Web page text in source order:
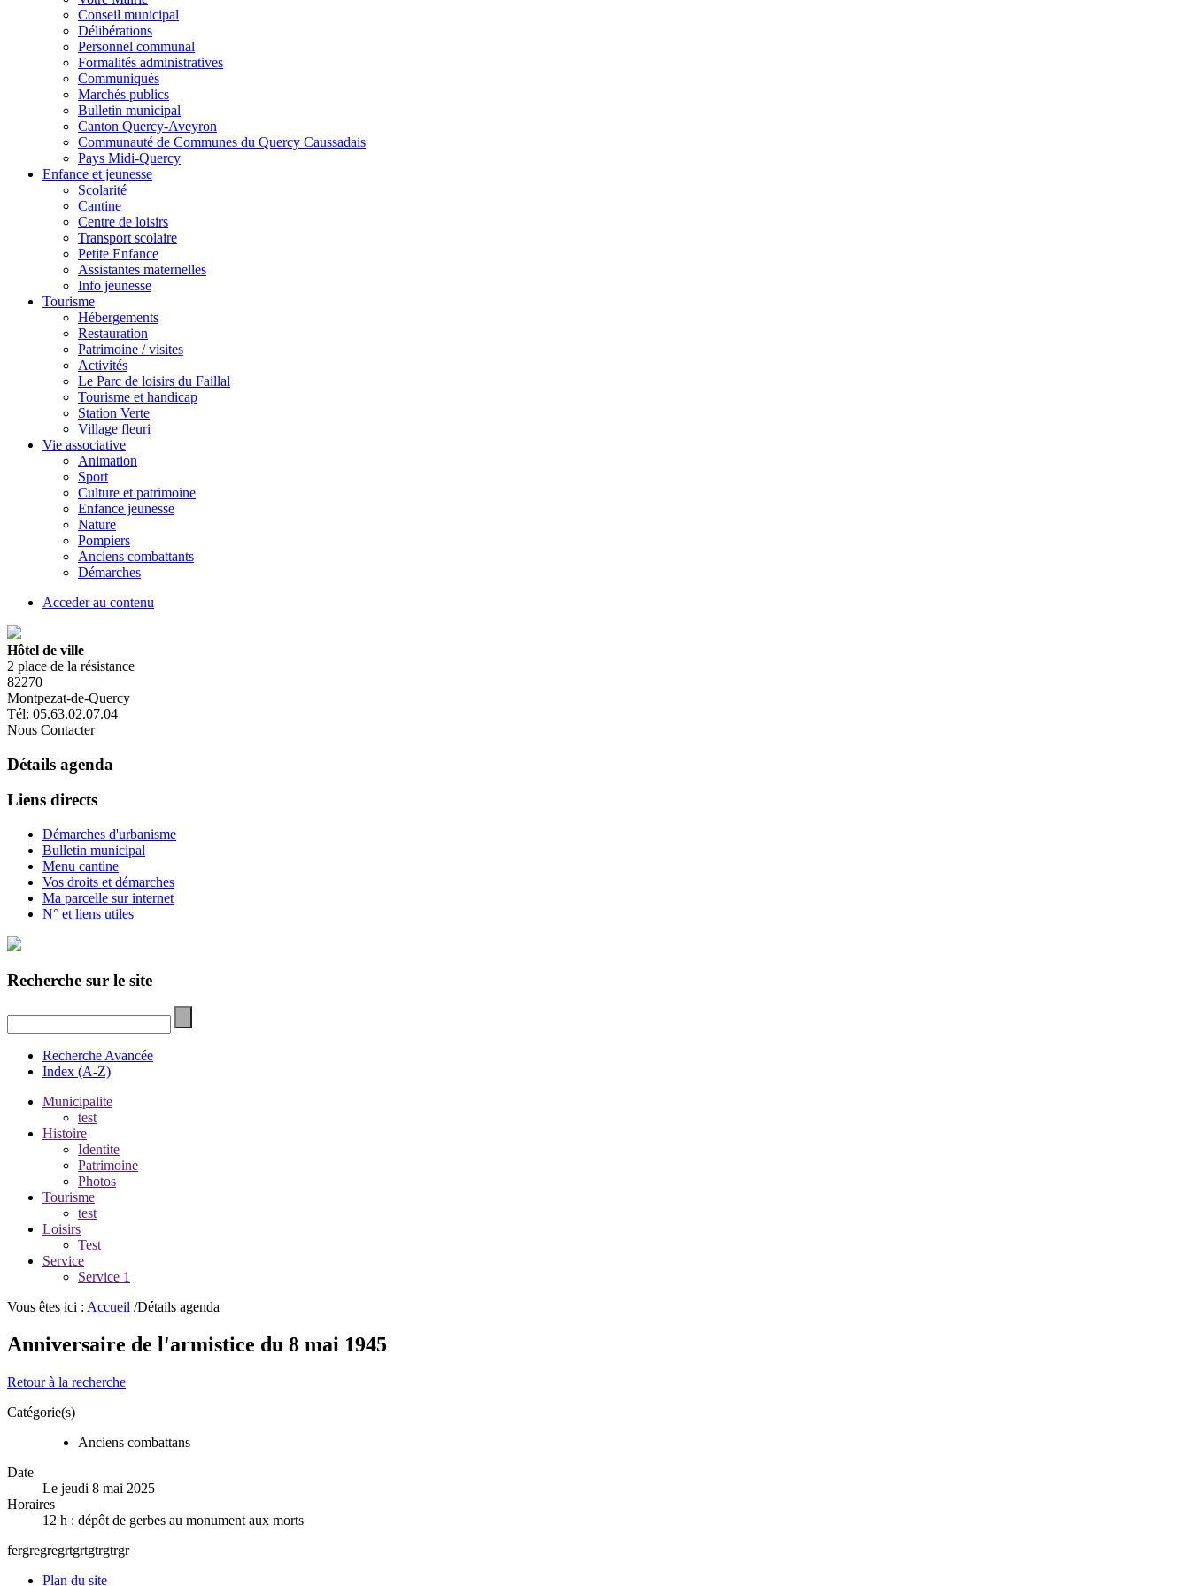
Conseil municipal
Délibérations
Personnel communal
Formalités administratives
Communiqués
Marchés publics
Bulletin municipal
Canton Quercy-Aveyron
Communauté de Communes du Quercy Caussadais
Pays Midi-Quercy
Enfance et jeunesse
Scolarité
Cantine
Centre de loisirs
Transport scolaire
Petite Enfance
Assistantes maternelles
Info jeunesse
Tourisme
Hébergements
Restauration
Patrimoine / visites
Activités
Le Parc de loisirs du Faillal
Tourisme et handicap
Station Verte
Village fleuri
Vie associative
Animation
Sport
Culture et patrimoine
Enfance jeunesse
Nature
Pompiers
Anciens combattants
Démarches
Acceder au contenu
Hôtel de ville
2 place de la résistance
82270
Montpezat-de-Quercy
Tél: 05.63.02.07.04
Nous Contacter
Détails agenda
Liens directs
Démarches d'urbanisme
Bulletin municipal
Menu cantine
Vos droits et démarches
Ma parcelle sur internet
N° et liens utiles
Recherche sur le site
Recherche Avancée
Index (A-Z)
Municipalite
test
Histoire
Identite
Patrimoine
Photos
Tourisme
test
Loisirs
Test
Service
Service 1
Vous êtes ici : Accueil /Détails agenda
Anniversaire de l'armistice du 8 mai 1945
Retour à la recherche
Catégorie(s)
Anciens combattans
Date
Le jeudi 8 mai 2025
Horaires
12 h : dépôt de gerbes au monument aux morts
fergregregrtgrtgtrgtrgr
Plan du site